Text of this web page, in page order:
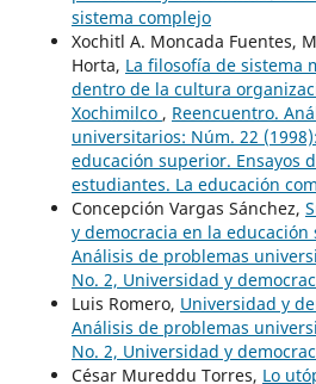
sistema complejo
Xochitl A. Moncada Fuentes,
Horta, La filosofía de sistema
dentro de la cultura
Xochimilco , Reencuentro.
universitarios: Núm. 22
educación superior. Ensayos
estudiantes. La educación
Concepción Vargas Sánchez,
y democracia en la
Análisis de problemas
No. 2, Universidad y
Luis Romero, Universidad y
Análisis de problemas
No. 2, Universidad y
César Mureddu Torres, Lo